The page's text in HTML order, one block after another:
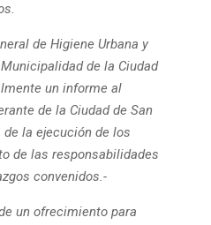
de Higiene Urbana y
de la Ciudad
un informe al
de la Ciudad de San
la ejecución de los
de las responsabilidades
convenidos.-
un ofrecimiento para